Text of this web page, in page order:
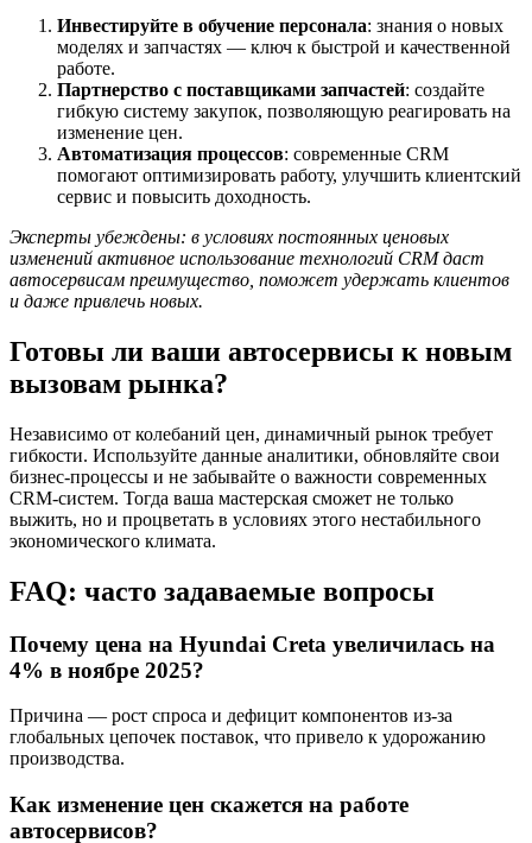
Инвестируйте в обучение персонала: знания о новых
моделях и запчастях — ключ к быстрой и качественной
работе.
Партнерство с поставщиками запчастей: создайте
гибкую систему закупок, позволяющую реагировать на
изменение цен.
Автоматизация процессов: современные CRM
помогают оптимизировать работу, улучшить клиентский
сервис и повысить доходность.
Эксперты убеждены: в условиях постоянных ценовых
изменений активное использование технологий CRM даст
автосервисам преимущество, поможет удержать клиентов
и даже привлечь новых.
Готовы ли ваши автосервисы к новым
вызовам рынка?
Независимо от колебаний цен, динамичный рынок требует
гибкости. Используйте данные аналитики, обновляйте свои
бизнес-процессы и не забывайте о важности современных
CRM-систем. Тогда ваша мастерская сможет не только
выжить, но и процветать в условиях этого нестабильного
экономического климата.
FAQ: часто задаваемые вопросы
Почему цена на Hyundai Creta увеличилась на
4% в ноябре 2025?
Причина — рост спроса и дефицит компонентов из-за
глобальных цепочек поставок, что привело к удорожанию
производства.
Как изменение цен скажется на работе
автосервисов?